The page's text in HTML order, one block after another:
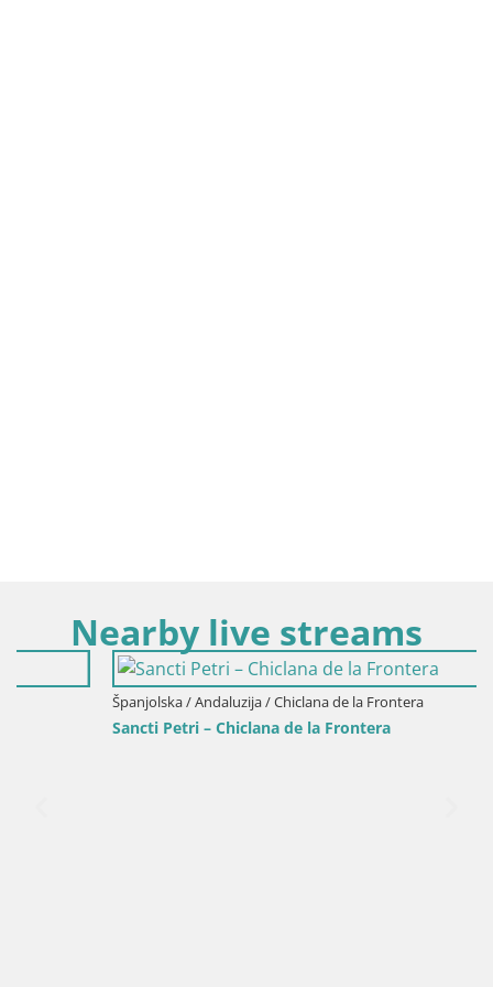
Nearby live streams
Španjolska / Andaluzija / Chiclana de la Frontera
Sancti Petri – Chiclana de la Frontera